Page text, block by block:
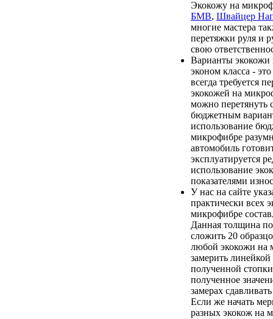
Экокожу на
БМВ, Швайцер
многие мастера
перетяжки руля и
свою
Варианты
эконом класса - это
всегда требуется
экокожей на
можно перетянуть
бюджетным
использование
микрофибре
автомобиль
эксплуатируется
использование
показателями
У нас на сайте
практически всех
микрофибре
Данная толщина
сложить 20
любой экокожи на
замерить
полученной
полученное
замерах
Если же начать
разных экокож на